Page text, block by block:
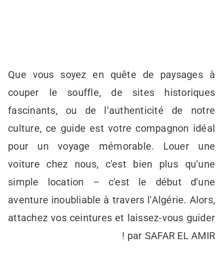
Que vous soyez en quête de paysages à
couper le souffle, de sites historiques
fascinants, ou de l'authenticité de notre
culture, ce guide est votre compagnon idéal
pour un voyage mémorable. Louer une
voiture chez nous, c'est bien plus qu'une
simple location – c'est le début d'une
aventure inoubliable à travers l'Algérie. Alors,
attachez vos ceintures et laissez-vous guider
par SAFAR EL AMIR !